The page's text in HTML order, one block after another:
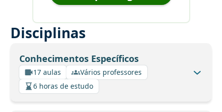
Disciplinas
Conhecimentos Específicos
17 aulas
Vários professores
6 horas de estudo